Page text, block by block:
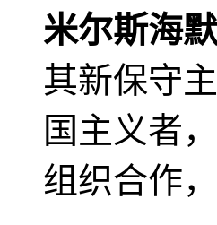
米尔斯海默
其新保守
国主义者
组织合作